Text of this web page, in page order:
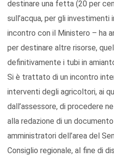
destinare una fetta (20 per
sull’acqua, per gli investimenti
incontro con il Ministero – ha
per destinare altre risorse,
definitivamente i tubi in
Si è trattato di un incontro
interventi degli agricoltori, ai
dall’assessore, di procedere
alla redazione di un
amministratori dell’area del
Consiglio regionale, al fine di